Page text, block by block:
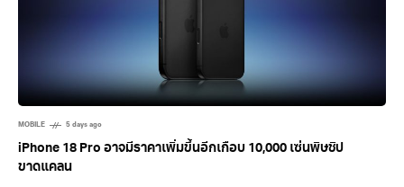
MOBILE 5 days ago
iPhone 18 Pro อาจมีราคาเพิ่มขึ้นอีกเกือบ 10,000 เซ่นพิษชิป
ขาดแคลน